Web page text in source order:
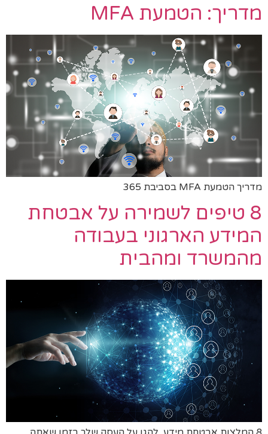
מדריך: הטמעת MFA
מדריך הטמעת MFA בסביבת 365
8 טיפים לשמירה על אבטחת
המידע הארגוני בעבודה
מהמשרד ומהבית